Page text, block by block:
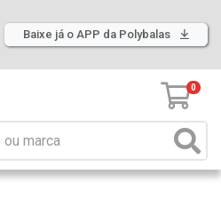
Baixe já o APP da Polybalas
0